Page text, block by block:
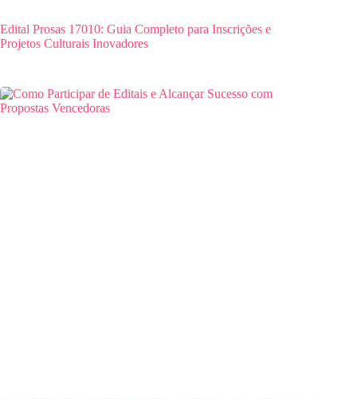
Edital Prosas 17010: Guia Completo para Inscrições e
Projetos Culturais Inovadores